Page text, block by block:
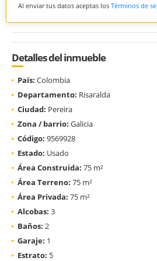
Al enviar tus datos aceptas los Términos de
Detalles del inmueble
País: Colombia
Departamento: Risaralda
Ciudad: Pereira
Zona / barrio: Galicia
Código: 9569928
Estado: Usado
Área Construida: 75 m²
Área Terreno: 75 m²
Área Privada: 75 m²
Alcobas: 3
Baños: 2
Garaje: 1
Estrato: 5